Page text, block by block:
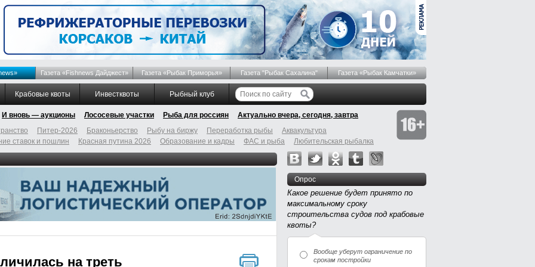
Газета «Fishnews Дайджест» Газета «Рыбак Приморья» Газета "Рыбак Сахалина" Газета «Рыбак Камчатки»
Крабовые квоты Инвестквоты Рыбный клуб
И вновь — аукционы Лососевые участки Рыба для россиян
Актуально вчера, сегодня, завтра
Питер-2026 Браконьерство Рыбу на биржу Переработка рыбы
Аквакультура
ставок и пошлин Красная путина 2026 Образование и кадры ФАС и рыба Любительская рыбалка
на треть
Опрос
Какое решение будет принято по
максимальному сроку
строительства судов под крабовые
квоты?
Вообще уберут ограничение по
срокам постройки